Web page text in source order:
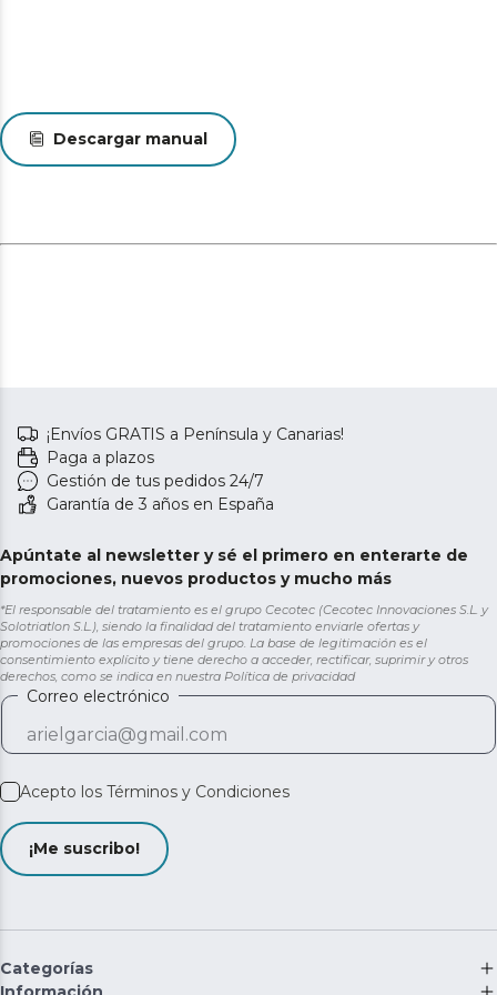
Descargar manual
¡Envíos GRATIS a Península y Canarias!
Paga a plazos
Gestión de tus pedidos 24/7
Garantía de 3 años en España
Apúntate al newsletter y sé el primero en enterarte de
promociones, nuevos productos y mucho más
*El responsable del tratamiento es el grupo Cecotec (Cecotec Innovaciones S.L. y
Solotriatlon S.L.), siendo la finalidad del tratamiento enviarle ofertas y
promociones de las empresas del grupo. La base de legitimación es el
consentimiento explícito y tiene derecho a acceder, rectificar, suprimir y otros
derechos, como se indica en nuestra Política de privacidad
Correo electrónico
Acepto los Términos y Condiciones
¡Me suscribo!
Categorías